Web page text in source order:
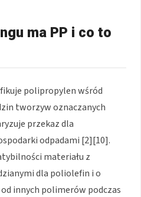
ma PP i co to
polipropylen wśród
tworzyw oznaczanych
przekaz dla
odpadami [2][10].
materiału z
dla poliolefin i o
innych polimerów podczas